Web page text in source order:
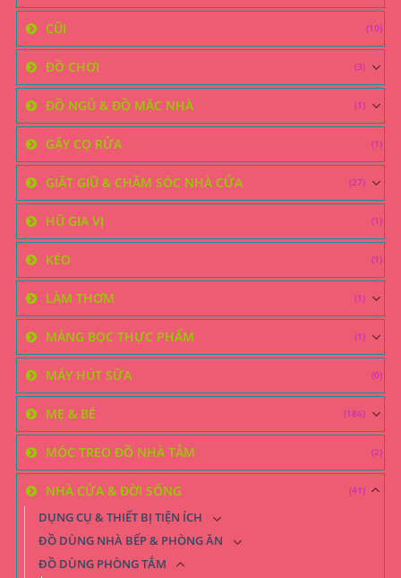
CŨI (10)
ĐỒ CHƠI (3)
ĐỒ NGỦ & ĐỒ MẶC NHÀ (1)
GẬY CỌ RỬA (1)
GIẶT GIŨ & CHĂM SÓC NHÀ CỬA (27)
HŨ GIA VỊ (1)
KÉO (1)
LÀM THƠM (1)
MÀNG BỌC THỰC PHẨM (1)
MÁY HÚT SỮA (0)
MẸ & BÉ (186)
MÓC TREO ĐỒ NHÀ TẮM (2)
NHÀ CỬA & ĐỜI SỐNG (41)
DỤNG CỤ & THIẾT BỊ TIỆN ÍCH
ĐỒ DÙNG NHÀ BẾP & PHÒNG ĂN
ĐỒ DÙNG PHÒNG TẮM